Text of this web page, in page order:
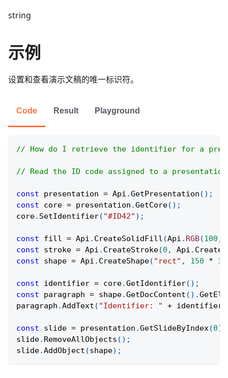
string
示例
设置和查看演示文稿的唯一标识符。
Code Result Playground
// How do I retrieve the identifier for a
// Read the ID code assigned to a
const presentation = Api .GetPresentation ( ) ;
const core = presentation .GetCore( ) ;
core. SetIdentifier( "#ID42" ) ;
const fill = Api . CreateSolidFill (Api . RGB(100 ,
const stroke = Api . CreateStroke(0 , Api .
const shape = Api . CreateShape( "rect" , 150 *
const identifier = core.GetIdentifier( ) ;
const paragraph = shape.GetDocContent ( ) .
paragraph .AddText ( "Identifier: " + identifier
const slide = presentation .GetSlideByIndex(0)
slide. RemoveAllObjects ( ) ;
slide.AddObject (shape) ;